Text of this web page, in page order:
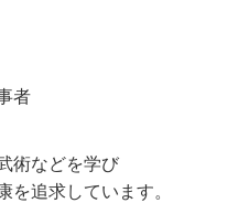
者
術などを学び
を追求しています。